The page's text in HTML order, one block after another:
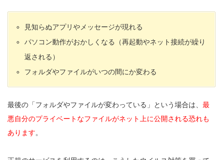
見知らぬアプリやメッセージが現れる
パソコン動作がおかしくなる（再起動やネット接続が繰り
返される）
フォルダやファイルがいつの間にか変わる
最後の「フォルダやファイルが変わっている」という場合は、 最
悪自分のプライベートなファイルがネット上に公開される恐れも
あります。